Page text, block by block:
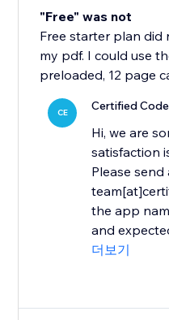
"Free" was not
Free starter plan did
my pdf. I could use
preloaded, 12 page
CE Certified Code
Hi, we are
satisfaction
Please send
the app
and
더보기